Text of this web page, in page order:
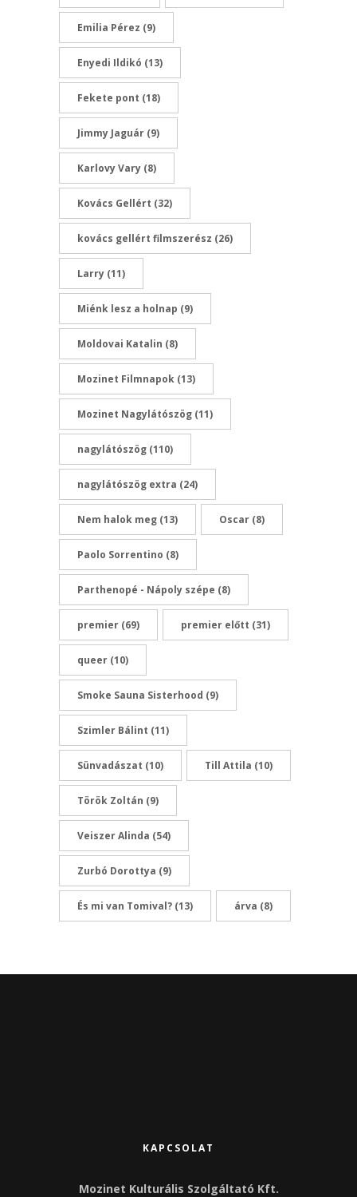
Emilia Pérez (9)
Enyedi Ildikó (13)
Fekete pont (18)
Jimmy Jaguár (9)
Karlovy Vary (8)
Kovács Gellért (32)
kovács gellért filmszerész (26)
Larry (11)
Miénk lesz a holnap (9)
Moldovai Katalin (8)
Mozinet Filmnapok (13)
Mozinet Nagylátószög (11)
nagylátószög (110)
nagylátószög extra (24)
Nem halok meg (13) Oscar (8)
Paolo Sorrentino (8)
Parthenopé - Nápoly szépe (8)
premier (69) premier előtt (31)
queer (10)
Smoke Sauna Sisterhood (9)
Szimler Bálint (11)
Sünvadászat (10) Till Attila (10)
Török Zoltán (9)
Veiszer Alinda (54)
Zurbó Dorottya (9)
És mi van Tomival? (13) árva (8)
KAPCSOLAT
Mozinet Kulturális Szolgáltató Kft.